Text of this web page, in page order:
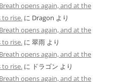
opens again, and at the
to rise. に Dragon より
opens again, and at the
to rise. に 翠雨 より
opens again, and at the
to rise. に ドラゴン より
opens again, and at the